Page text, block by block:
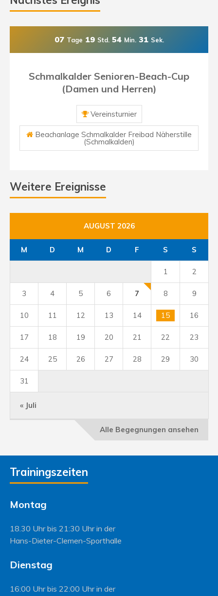
07 Tage 19 Std. 54 Min. 31 Sek.
Schmalkalder Senioren-Beach-Cup
(Damen und Herren)
Vereinsturnier
Beachanlage Schmalkalder Freibad Näherstille
(Schmalkalden)
Weitere Ereignisse
AUGUST 2026
M D M D F S S
« Juli
1 2
3 4 5 6 7 8 9
10 11 12 13 14 15 16
17 18 19 20 21 22 23
24 25 26 27 28 29 30
31
Alle Begegnungen ansehen
Trainingszeiten
Montag
18.30 Uhr bis 21:30 Uhr in der
Hans-Dieter-Clemen-Sporthalle
Dienstag
16:00 Uhr bis 22:00 Uhr in der